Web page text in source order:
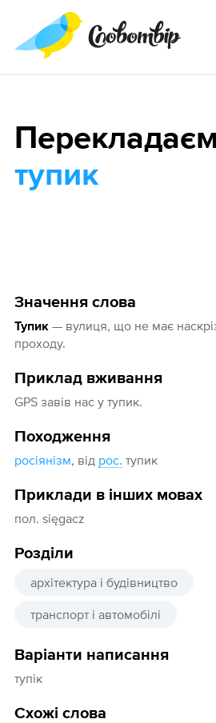
Значення слова
Тупик— вулиця, що не має
проходу.
Приклад вживання
GPS завів нас у тупик.
Походження
росіянізм, від рос. тупик
Приклади в інших мовах
пол. sięgacz
Розділи
архітектура і будівництво
транспорт і автомобілі
Варіанти написання
тупік
Схожі слова
тупик